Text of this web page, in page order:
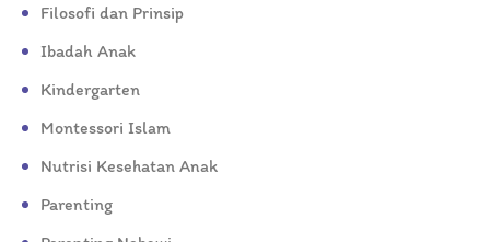
Filosofi dan Prinsip
Ibadah Anak
Kindergarten
Montessori Islam
Nutrisi Kesehatan Anak
Parenting